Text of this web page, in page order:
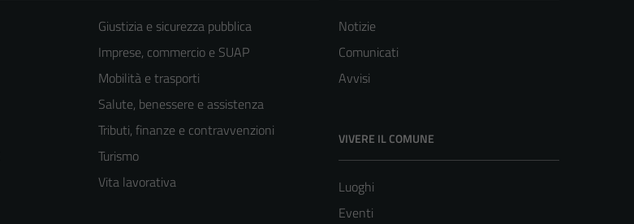
Giustizia e sicurezza pubblica
Imprese, commercio e SUAP
Mobilità e trasporti
Salute, benessere e assistenza
Tributi, finanze e contravvenzioni
Turismo
Vita lavorativa
Notizie
Comunicati
Avvisi
VIVERE IL COMUNE
Luoghi
Eventi